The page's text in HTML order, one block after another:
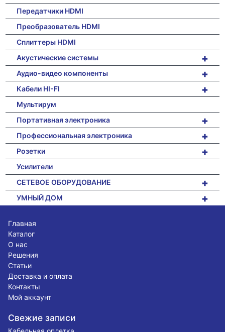
Передатчики HDMI
Преобразователь HDMI
Сплиттеры HDMI
+
Акустические системы
+
Аудио-видео компоненты
+
Кабели HI-FI
Мультирум
+
Портативная электроника
+
Профессиональная электроника
+
Розетки
Усилители
+
СЕТЕВОЕ ОБОРУДОВАНИЕ
+
УМНЫЙ ДОМ
Главная
Каталог
О нас
Решения
Статьи
Доставка и оплата
Контакты
Мой аккаунт
Свежие записи